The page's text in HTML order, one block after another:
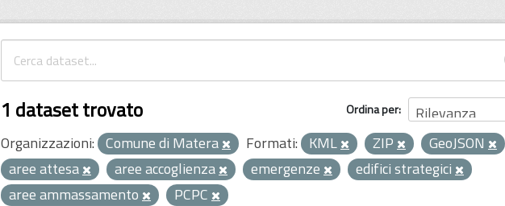
Ordina per
1 dataset trovato
Organizzazioni: Comune di Matera Formati: KML ZIP GeoJSON
aree attesa
aree accoglienza emergenze
edifici strategici
aree ammassamento
PCPC